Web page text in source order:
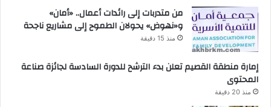
من متدربات إلى رائدات أعمال.. «أمان»
و«نهوض» يحولان الطموح إلى مشاريع ناجحة
منذ 15 دقيقة
إمارة منطقة القصيم تعلن بدء الترشح للدورة السادسة لجائزة صناعة
المحتوى
منذ 20 دقيقة